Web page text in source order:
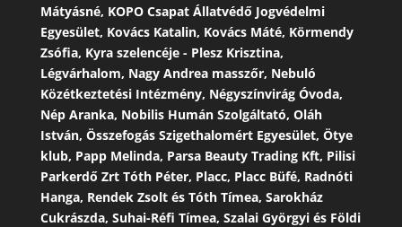
Mátyásné, KOPO Csapat Állatvédő Jogvédelmi
Egyesület, Kovács Katalin, Kovács Máté, Körmendy
Zsófia, Kyra szelencéje - Plesz Krisztina,
Légvárhalom, Nagy Andrea masszőr, Nebuló
Közétkeztetési Intézmény, Négyszínvirág Óvoda,
Nép Aranka, Nobilis Humán Szolgáltató, Oláh
István, Összefogás Szigethalomért Egyesület, Ötye
klub, Papp Melinda, Parsa Beauty Trading Kft, Pilisi
Parkerdő Zrt Tóth Péter, Placc, Placc Büfé, Radnóti
Hanga, Rendek Zsolt és Tóth Tímea, Sarokház
Cukrászda, Suhai-Réfi Tímea, Szalai Györgyi és Földi